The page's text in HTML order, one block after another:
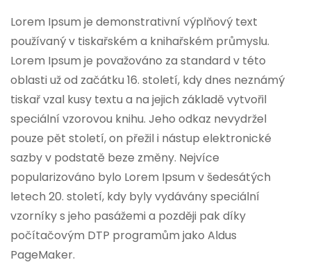
Lorem Ipsum je demonstrativní výplňový text
používaný v tiskařském a knihařském průmyslu.
Lorem Ipsum je považováno za standard v této
oblasti už od začátku 16. století, kdy dnes neznámý
tiskař vzal kusy textu a na jejich základě vytvořil
speciální vzorovou knihu. Jeho odkaz nevydržel
pouze pět století, on přežil i nástup elektronické
sazby v podstatě beze změny. Nejvíce
popularizováno bylo Lorem Ipsum v šedesátých
letech 20. století, kdy byly vydávány speciální
vzorníky s jeho pasážemi a později pak díky
počítačovým DTP programům jako Aldus
PageMaker.